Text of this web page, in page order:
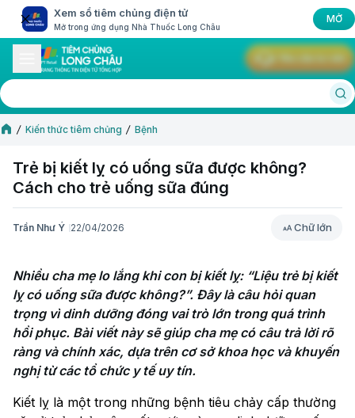
Xem sổ tiêm chủng điện tử
Mở trong ứng dụng Nhà Thuốc Long Châu
MỞ
Kiến thức tiêm chủng Bệnh
Trẻ bị kiết lỵ có uống sữa được không?
Cách cho trẻ uống sữa đúng
Trần Như Ý 22/04/2026 Chữ lớn
Chữ lớn
Nhiều cha mẹ lo lắng khi con bị kiết lỵ: “Liệu trẻ bị kiết
lỵ có uống sữa được không?”. Đây là câu hỏi quan
trọng vì dinh dưỡng đóng vai trò lớn trong quá trình
hồi phục. Bài viết này sẽ giúp cha mẹ có câu trả lời rõ
ràng và chính xác, dựa trên cơ sở khoa học và khuyến
nghị từ các tổ chức y tế uy tín.
Kiết lỵ là một trong những bệnh tiêu chảy cấp thường